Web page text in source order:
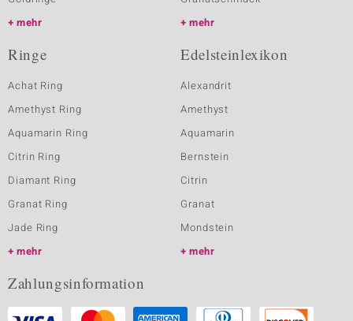
mehr
mehr
Ringe
Achat Ring
Amethyst Ring
Aquamarin Ring
Citrin Ring
Diamant Ring
Granat Ring
Jade Ring
mehr
Edelsteinlexikon
Alexandrit
Amethyst
Aquamarin
Bernstein
Citrin
Granat
Mondstein
mehr
Zahlungsinformation